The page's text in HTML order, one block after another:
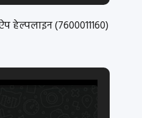
हेल्पलाइन (7600011160)